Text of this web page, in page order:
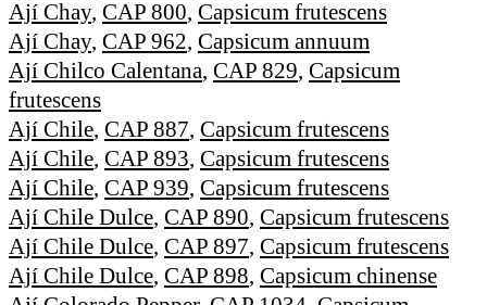
Ají Chay, CAP 800, Capsicum frutescens
Ají Chay, CAP 962, Capsicum annuum
Ají Chilco Calentana, CAP 829, Capsicum
frutescens
Ají Chile, CAP 887, Capsicum frutescens
Ají Chile, CAP 893, Capsicum frutescens
Ají Chile, CAP 939, Capsicum frutescens
Ají Chile Dulce, CAP 890, Capsicum frutescens
Ají Chile Dulce, CAP 897, Capsicum frutescens
Ají Chile Dulce, CAP 898, Capsicum chinense